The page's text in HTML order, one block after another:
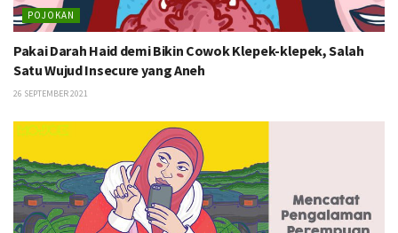
POJOKAN
Pakai Darah Haid demi Bikin Cowok Klepek-klepek, Salah
Satu Wujud Insecure yang Aneh
26 SEPTEMBER 2021